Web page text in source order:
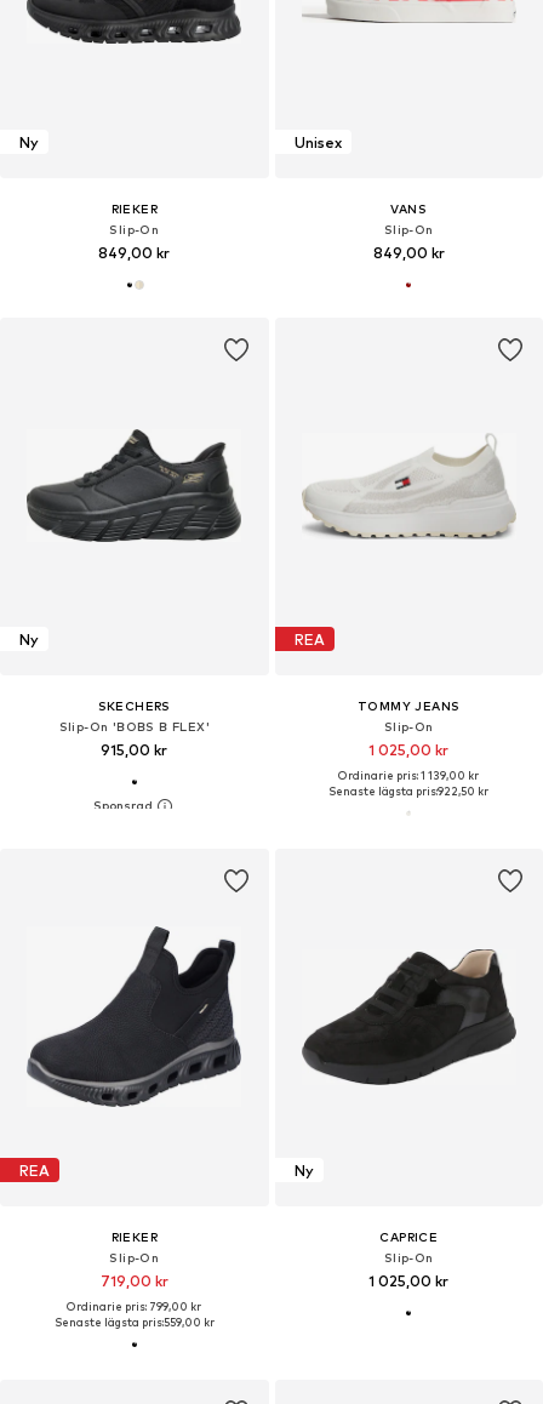
Ny
RIEKER
Slip-On
849,00 kr
Unisex
VANS
Slip-On
849,00 kr
Ny
SKECHERS
Slip-On 'BOBS B FLEX'
915,00 kr
REA
TOMMY JEANS
Slip-On
1 025,00 kr
Ordinarie pris: 1 139,00 kr
Senaste lägsta pris:922,50 kr
REA
RIEKER
Slip-On
719,00 kr
Ordinarie pris: 799,00 kr
Senaste lägsta pris:559,00 kr
Ny
CAPRICE
Slip-On
1 025,00 kr